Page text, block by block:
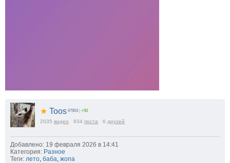
★ Toos 67903 | +50
2035 видео 934 поста 6 друзей
Добавлено: 19 февраля 2026 в 14:41
Категория: Разное
Теги: лето баба жопа